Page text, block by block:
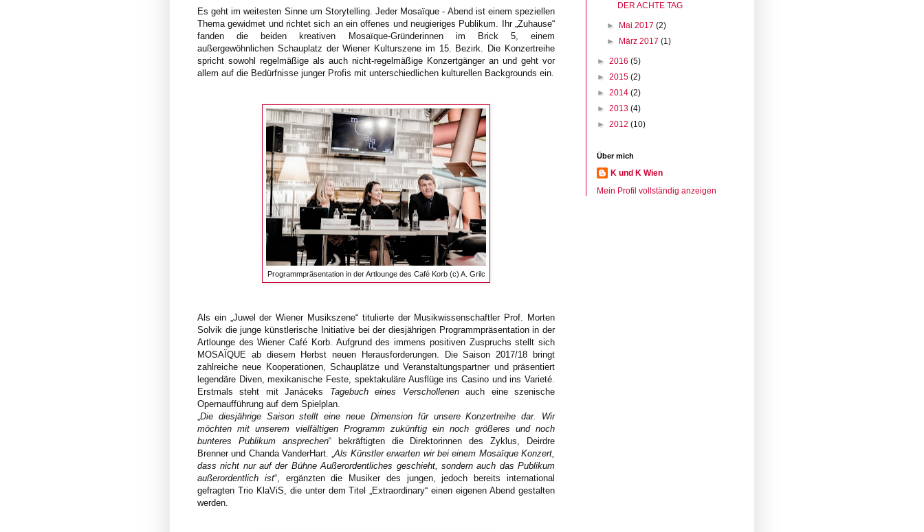
Es geht im weitesten Sinne um Storytelling. Jeder Mosaïque - Abend ist einem speziellen
Thema gewidmet und richtet sich an ein offenes und neugieriges Publikum. Ihr „Zuhause“
fanden die beiden kreativen Mosaïque-Gründerinnen im Brick 5, einem
außergewöhnlichen Schauplatz der Wiener Kulturszene im 15. Bezirk. Die Konzertreihe
spricht sowohl regelmäßige als auch nicht-regelmäßige Konzertgänger an und geht vor
allem auf die Bedürfnisse junger Profis mit unterschiedlichen kulturellen Backgrounds ein.
Programmpräsentation in der Artlounge des Café Korb (c) A. Grilc
Als ein „Juwel der Wiener Musikszene“ titulierte der Musikwissenschaftler Prof. Morten
Solvik die junge künstlerische Initiative bei der diesjährigen Programmpräsentation in der
Artlounge des Wiener Café Korb. Aufgrund des immens positiven Zuspruchs stellt sich
MOSAÏQUE ab diesem Herbst neuen Herausforderungen. Die Saison 2017/18 bringt
zahlreiche neue Kooperationen, Schauplätze und Veranstaltungspartner und präsentiert
legendäre Diven, mexikanische Feste, spektakuläre Ausflüge ins Casino und ins Varieté.
Erstmals steht mit Janáceks Tagebuch eines Verschollenenauch eine szenische
Opernaufführung auf dem Spielplan.
„Die diesjährige Saison stellt eine neue Dimension für unsere Konzertreihe dar. Wir
möchten mit unserem vielfältigen Programm zukünftig ein noch größeres und noch
bunteres Publikum ansprechen“ bekräftigten die Direktorinnen des Zyklus, Deirdre
Brenner und Chanda VanderHart. „Als Künstler erwarten wir bei einem Mosaïque Konzert,
dass nicht nur auf der Bühne Außerordentliches geschieht, sondern auch das Publikum
außerordentlich ist“, ergänzten die Musiker des jungen, jedoch bereits international
gefragten Trio KlaViS, die unter dem Titel „Extraordinary“ einen eigenen Abend gestalten
werden.
DER ACHTE TAG
► Mai 2017(2)
►
März 2017(1)
► 2016 (5)
► 2015 (2)
► 2014 (2)
► 2013 (4)
► 2012 (10)
Über mich
K und K Wien
Mein Profil vollständig anzeigen